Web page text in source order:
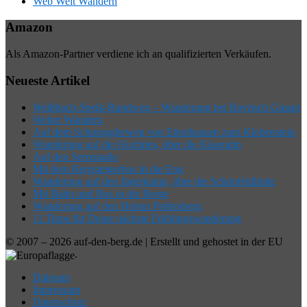
Amazon
Als Amazon-Partner verdiene ich an qualifizierten Verkäufen.
Neueste Artikel
Weißbach-Speik-Rundweg – Wanderung bei Bayrisch Gmain
Weiter Wandern
Auf dem Schmugglerweg von Ettenhausen zum Klobenstein
Wanderung auf die Hochries, über die Käseralm
Auf den Serponado
Mit dem Bergsteigerbus in die Eng
Wanderung auf den Jägerkamp, über die Schönfeldhütte
Mit Bahn und Bus in die Berge
Wanderung auf den Hohen Peißenberg
11 Tipps für Deine nächste Frühlingswanderung
© 2007 – 2026 auf-den-berg.de | Erstellt und gehostet in der EU
.
Dahoam
Impressum
Datenschutz